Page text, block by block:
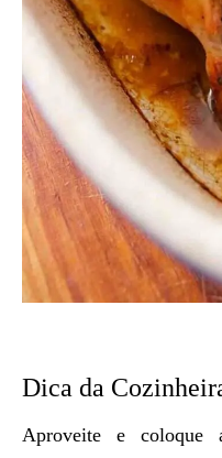
Dica da
Aproveite e coloque